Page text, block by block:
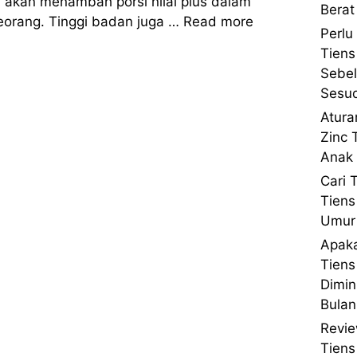
Tinggi badan juga … Read more
Zinc
Anak
Cari